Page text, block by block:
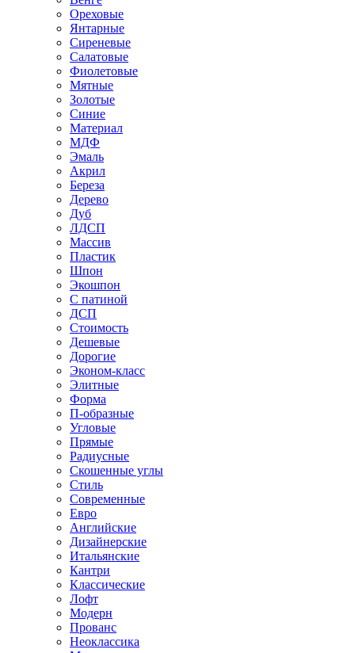
Ореховые
Янтарные
Сиреневые
Салатовые
Фиолетовые
Мятные
Золотые
Синие
Материал
МДФ
Эмаль
Акрил
Береза
Дерево
Дуб
ЛДСП
Массив
Пластик
Шпон
Экошпон
С патиной
ДСП
Стоимость
Дешевые
Дорогие
Эконом-класс
Элитные
Форма
П-образные
Угловые
Прямые
Радиусные
Скошенные углы
Стиль
Современные
Евро
Английские
Дизайнерские
Итальянские
Кантри
Классические
Лофт
Модерн
Прованс
Неоклассика